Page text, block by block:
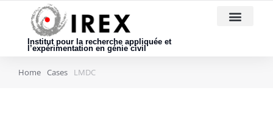
Institut pour la recherche appliquée et
l’expérimentation en génie civil
Home Cases LMDC